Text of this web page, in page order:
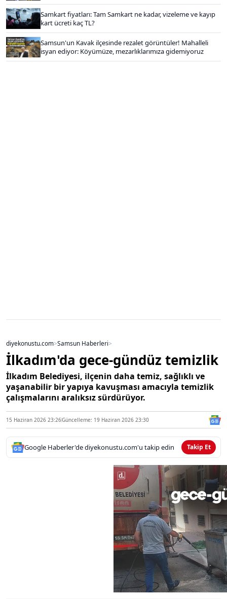
Samkart fiyatları: Tam Samkart ne kadar, vizeleme ve kayıp
kart ücreti kaç TL?
Samsun'un Kavak ilçesinde rezalet görüntüler! Mahalleli
isyan ediyor: Köyümüze, mezarlıklarımıza gidemiyoruz
diyekonustu.com>Samsun Haberleri>
İlkadım'da gece-gündüz temizlik
İlkadım Belediyesi, ilçenin daha temiz, sağlıklı ve
yaşanabilir bir yapıya kavuşması amacıyla temizlik
çalışmalarını aralıksız sürdürüyor.
15 Haziran 2026 23:26Güncelleme: 19 Haziran 2026 23:30
Google Haberler'de diyekonustu.com'u takip edin Takip Et